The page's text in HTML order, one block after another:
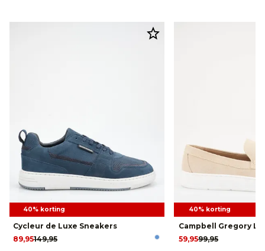
40% korting
Cycleur de Luxe Sneakers
149,95
89,95
40% korting
Campbell Gregory
99,95
59,95